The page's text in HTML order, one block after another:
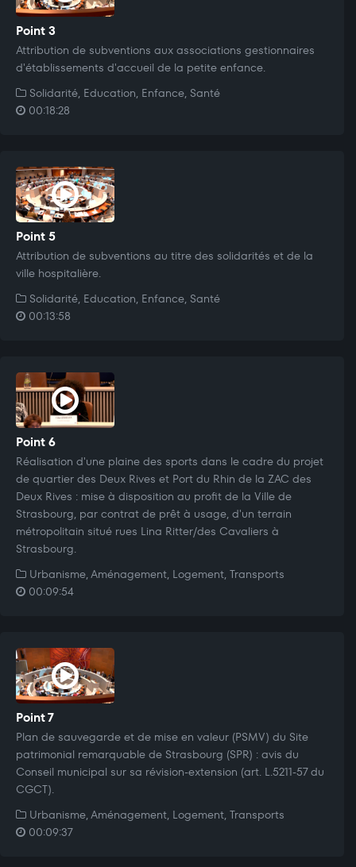
Point 3
Attribution de subventions aux associations gestionnaires
d'établissements d'accueil de la petite enfance.
Solidarité, Education, Enfance, Santé
00:18:28
Point 5
Attribution de subventions au titre des solidarités et de la
ville hospitalière.
Solidarité, Education, Enfance, Santé
00:13:58
Point 6
Réalisation d'une plaine des sports dans le cadre du projet
de quartier des Deux Rives et Port du Rhin de la ZAC des
Deux Rives : mise à disposition au profit de la Ville de
Strasbourg, par contrat de prêt à usage, d'un terrain
métropolitain situé rues Lina Ritter/des Cavaliers à
Strasbourg.
Urbanisme, Aménagement, Logement, Transports
00:09:54
Point 7
Plan de sauvegarde et de mise en valeur (PSMV) du Site
patrimonial remarquable de Strasbourg (SPR) : avis du
Conseil municipal sur sa révision-extension (art. L.5211-57 du
CGCT).
Urbanisme, Aménagement, Logement, Transports
00:09:37